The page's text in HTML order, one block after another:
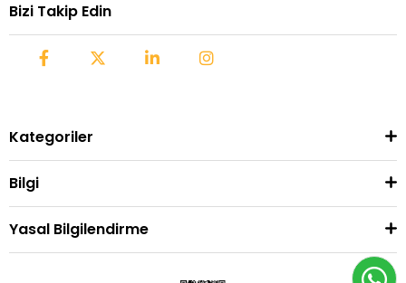
Bizi Takip Edin
Kategoriler
Bilgi
Yasal Bilgilendirme